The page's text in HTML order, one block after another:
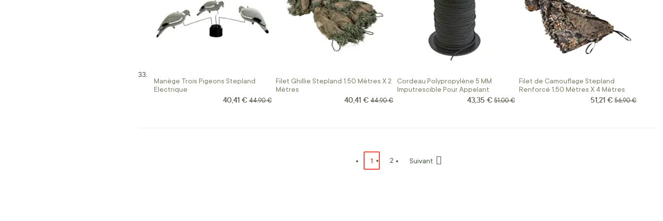
Manège Trois Pigeons Stepland
Electrique
Prix Spécial
40,41 € Prix normal
44,90 €
Filet Ghillie Stepland 1,50 Mètres X 2
Mètres
Prix Spécial
40,41 € Prix normal
44,90 €
Cordeau Polypropylène 5 MM
Imputrescible Pour Appelant
Prix Spécial
43,35 € Prix normal
51,00 €
Filet de Camouflage Stepland
Renforcé 1,50 Mètres X 4 Mètres
Prix Spécial
51,21 € Prix normal
56,90 €
Vous lisez actuellement la page
1 Page
2
Suivant